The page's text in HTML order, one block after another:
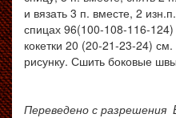
и вязать 3 п. вместе, 2
спицах 96(100-108-116-124)
кокетки 20 (20-21-23-24)
рисунку. Сшить боковые
Переведено с разрешения